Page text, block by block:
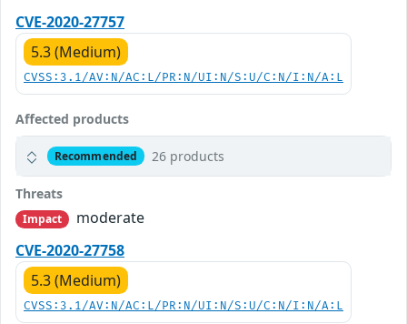
CVE-2020-27757
5.3 (Medium)
CVSS:3.1/AV:N/AC:L/PR:N/UI:N/S:U/C:N/I:N/A:L
Affected products
Recommended 26 products
Threats
Impact
moderate
CVE-2020-27758
5.3 (Medium)
CVSS:3.1/AV:N/AC:L/PR:N/UI:N/S:U/C:N/I:N/A:L